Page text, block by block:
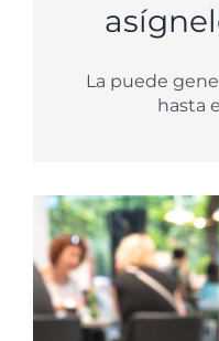
La puede
hasta